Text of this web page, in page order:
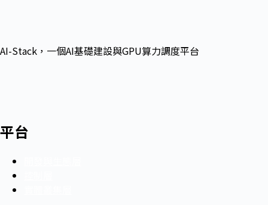
AI-Stack，一個AI基礎建設與GPU算力調度平台
平台